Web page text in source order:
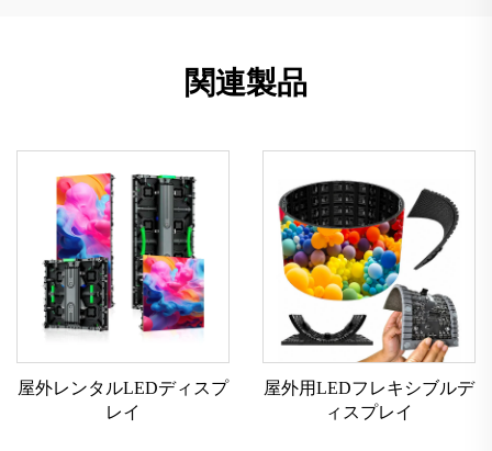
関連製品
屋外レンタルLEDディスプ
レイ
屋外用LEDフレキシブルデ
ィスプレイ